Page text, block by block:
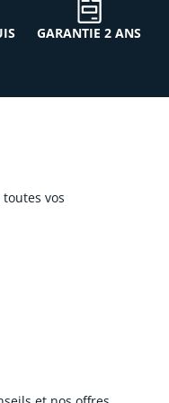
GARANTIE 2 ANS
vos